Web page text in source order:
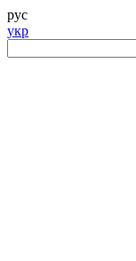
рус
укр